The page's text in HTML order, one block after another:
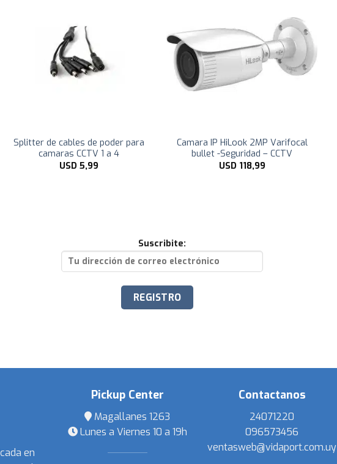
Splitter de cables de poder para
camaras CCTV 1 a 4
USD5,99
Camara IP HiLook 2MP Varifocal
bullet -Seguridad – CCTV
USD 118,99
Suscribite:
en
Pickup Center
Magallanes 1263
Lunes a Viernes 10 a 19h
Contactanos
24071220
096573456
ventasweb@vidaport.com.uy